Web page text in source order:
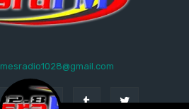
mesradio1028@gmail.com